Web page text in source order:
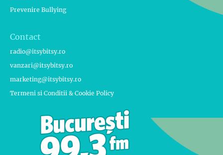
Prevenire Bullying
Contact
radio@itsybitsy.ro
vanzari@itsybitsy.ro
marketing@itsybitsy.ro
Termeni si Conditii & Cookie Policy